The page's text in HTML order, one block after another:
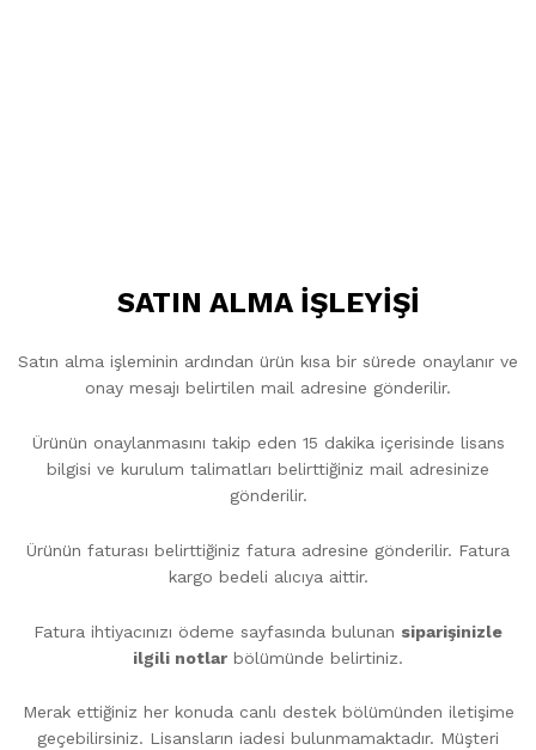
SATIN ALMA İŞLEYİŞİ
Satın alma işleminin ardından ürün kısa bir sürede onaylanır ve
onay mesajı belirtilen mail adresine gönderilir.
Ürünün onaylanmasını takip eden 15 dakika içerisinde lisans
bilgisi ve kurulum talimatları belirttiğiniz mail adresinize
gönderilir.
Ürünün faturası belirttiğiniz fatura adresine gönderilir. Fatura
kargo bedeli alıcıya aittir.
Fatura ihtiyacınızı ödeme sayfasında bulunan siparişinizle
ilgili notlar bölümünde belirtiniz.
Merak ettiğiniz her konuda canlı destek bölümünden iletişime
geçebilirsiniz. Lisansların iadesi bulunmamaktadır. Müşteri